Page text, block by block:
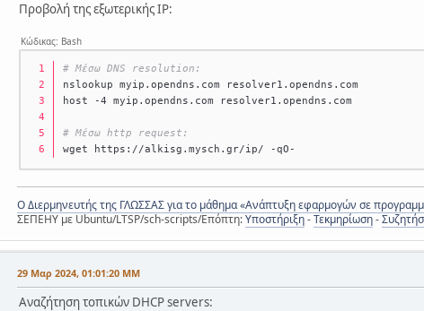
Προβολή της εξωτερικής IP:
Κώδικας: Bash
# Μέσω DNS resolution:
nslookup myip.opendns.com resolver1.opendns.com
host -4 myip.opendns.com resolver1.opendns.com
# Μέσω http request:
wget https://alkisg.mysch.gr/ip/ -qO-
Ο Διερμηνευτής της ΓΛΩΣΣΑΣ για το μάθημα «Ανάπτυξη εφαρμογών σε
ΣΕΠΕΗΥ με Ubuntu/LTSP/sch-scripts/Επόπτη:Υποστήριξη-Τεκμηρίωση-
29 Μαρ 2024, 01:01:20 ΜΜ
Αναζήτηση τοπικών DHCP servers: